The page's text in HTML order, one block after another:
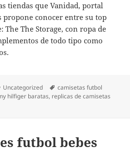
tiendas que Vanidad, portal
propone conocer entre su top
The The Storage, con ropa de
de todo tipo como
Categorías
Uncategorized Etiquetas
camisetas futbol
hilfiger baratas, replicas de camisetas
futbol bebes